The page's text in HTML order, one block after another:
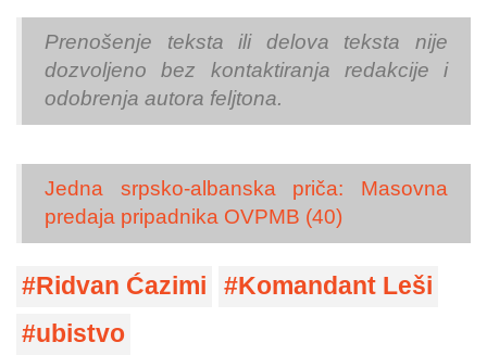
Prenošenje teksta ili delova teksta nije
dozvoljeno bez kontaktiranja redakcije i
odobrenja autora feljtona.
Jedna srpsko-albanska priča: Masovna
predaja pripadnika OVPMB (40)
Ridvan Ćazimi
Komandant Leši
ubistvo